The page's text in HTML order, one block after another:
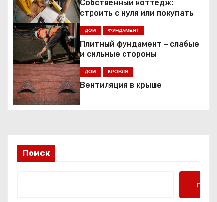
а
ц
и
я
п
а
Собственный коттедж:
строить с нуля или покупать
ДОМ ФУНДАМЕНТ
Плитный фундамент – слабые
и сильные стороны
ДОМ КРОВЛЯ
Вентиляция в крыше
Поиск
Поиск